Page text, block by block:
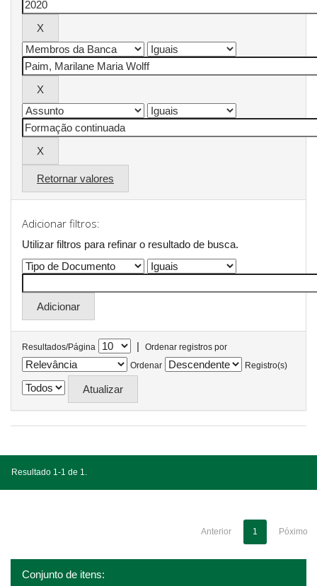
Retornar valores
Adicionar filtros:
Utilizar filtros para refinar o resultado de busca.
Resultados/Página |
Ordenar registros por
Ordenar
Registro(s)
Resultado 1-1 de 1.
Anterior 1 Póximo
Conjunto de itens: